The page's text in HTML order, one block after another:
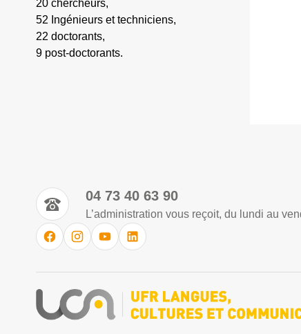
20 chercheurs,
52 Ingénieurs et techniciens,
22 doctorants,
9 post-doctorants.
04 73 40 63 90
L’administration vous reçoit, du lundi au